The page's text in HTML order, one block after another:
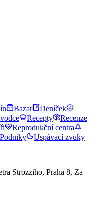
Bazar
Deníček
Recepty
Recenze
Reprodukční centra
Podniky
Uspávací zvuky
Strozziho, Praha 8, Za